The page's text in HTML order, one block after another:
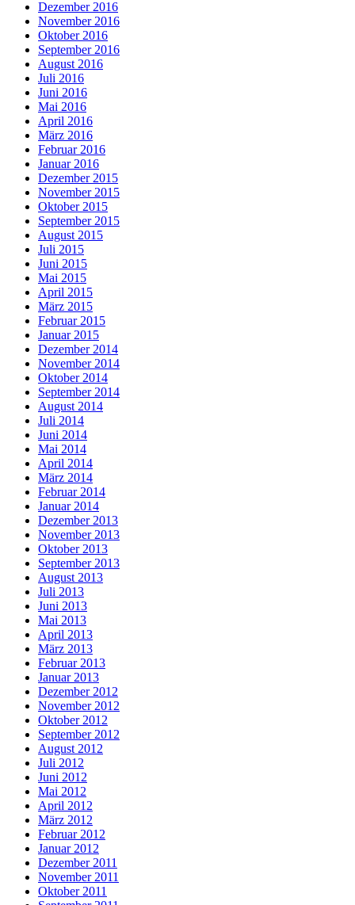
Dezember 2016
November 2016
Oktober 2016
September 2016
August 2016
Juli 2016
Juni 2016
Mai 2016
April 2016
März 2016
Februar 2016
Januar 2016
Dezember 2015
November 2015
Oktober 2015
September 2015
August 2015
Juli 2015
Juni 2015
Mai 2015
April 2015
März 2015
Februar 2015
Januar 2015
Dezember 2014
November 2014
Oktober 2014
September 2014
August 2014
Juli 2014
Juni 2014
Mai 2014
April 2014
März 2014
Februar 2014
Januar 2014
Dezember 2013
November 2013
Oktober 2013
September 2013
August 2013
Juli 2013
Juni 2013
Mai 2013
April 2013
März 2013
Februar 2013
Januar 2013
Dezember 2012
November 2012
Oktober 2012
September 2012
August 2012
Juli 2012
Juni 2012
Mai 2012
April 2012
März 2012
Februar 2012
Januar 2012
Dezember 2011
November 2011
Oktober 2011